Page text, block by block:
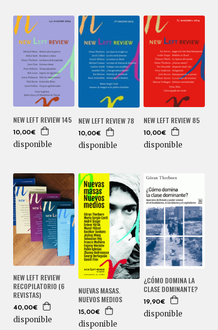
NEW LEFT REVIEW 145
10,00€
disponible
NEW LEFT REVIEW 78
10,00€
disponible
NEW LEFT REVIEW 85
10,00€
disponible
NEW LEFT REVIEW
RECOPILATORIO (6
REVISTAS)
40,00€
disponible
NUEVAS MASAS.
NUEVOS MEDIOS
15,00€
disponible
¿CÓMO DOMINA LA
CLASE DOMINANTE?
19,90€
disponible